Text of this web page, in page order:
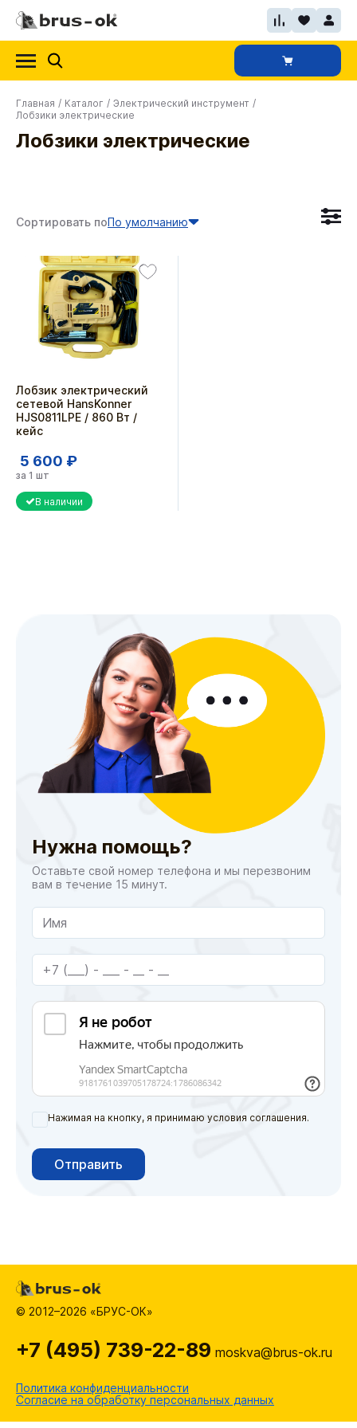
Главная / Каталог / Электрический инструмент /
Лобзики электрические
Лобзики электрические
Сортировать поПо умолчанию
Лобзик электрический
сетевой HansKonner
HJS0811LPE / 860 Вт /
кейс
5 600 ₽
за 1 шт
В наличии
Нужна помощь?
Оставьте свой номер телефона и мы перезвоним
вам в течение 15 минут.
Нажимая на кнопку, я принимаю условия соглашения.
Отправить
© 2012–2026 «БРУС-ОК»
Политика конфиденциальности
Согласие на обработку персональных данных
+7 (495) 739-22-89 moskva@brus-ok.ru